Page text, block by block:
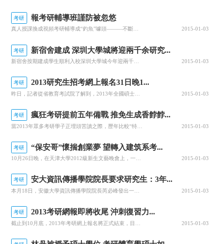
考研 報考研輔導班謹防被忽悠
真人授課換成視頻考研輔導成“釣魚”噱頭———不斷升溫的考研熱，讓各類考研講座、試聽課程也亂花漸欲迷人眼。考研輔導機構為同學們帶去了升學的福音，但記者在采訪中也發現，也有一些考研機構打著“考研輔導”的幌子，東拼西湊成立所謂的“釣魚班”，夸大其詞，誘騙學生報班。背景：考研報班成為不少學生的選擇林 2015-01-03
考研 新宿舍建成 深圳大學城將迎兩千余研究...
新宿舍按期建成學生順利入校深圳大學城今年迎兩千余研究生今年，共有兩千余名新生在深圳大學城開始新的求學生涯，這是記者昨天從深圳大學城管理辦公室獲悉的。據悉，為了確保新生順利入學，深圳大學城利用暑期時間，對大學城住宿設施進行修繕，初步緩解學生宿舍緊張的情況。國際化辦學招來更多留學生據悉，深圳大學城共接受2012級新生兩千余名，其中，北京大學深圳研究生院新生人數最多，為965名。緊隨其后的是哈爾濱工業大 2015-01-03
考研 2013研究生招考網上報名31日晚1...
昨日，記者從省教育考試院了解到，2013年全國碩士研究生招生考試網上報名于今天晚上22時截止，還未報名的考生要抓緊上網報名，以免最后集中登錄造成網絡堵塞。考試院提醒，已經報名的考生也不能掉以輕心，須隨時登錄所報考院校網站，查詢是否有錯誤需要修改。有的高校要求網上繳費，也請考生不要錯過繳費時間。記者注意到，一所大學在學校研招辦網站公布了報名信息出錯的考生名單。考生出錯主要集中在兩個方面，一是考生來源 2015-01-03
考研 瘋狂考研提前五年備戰 推免生成香餑餑...
當2013年眾多考研學子正埋頭苦讀之際，歷年比較“特殊”的考研學子——推免生浮出水面。伴隨著考研沖刺階段的到來，各大高校推免生工作也接近尾聲，據統計發現。2013年擬錄取推薦免試研究生名單中，超半數學院的推免生占招生人數的比例已經接近甚至超過50%，即近年來推免生錄用比例在不斷攀升，甚至隱隱有欲凌駕統考生數量之上的趨勢。各大名校推免生比例逐年攀升老師 2015-01-03
考研 “保安哥”懷揣創業夢 望轉入建筑系考...
2015-01-03
考研 安大資訊傳播學院院長要求研究生：3年...
2015-01-03
考研 2013考研網報即將收尾 沖刺復習力...
2015-01-03